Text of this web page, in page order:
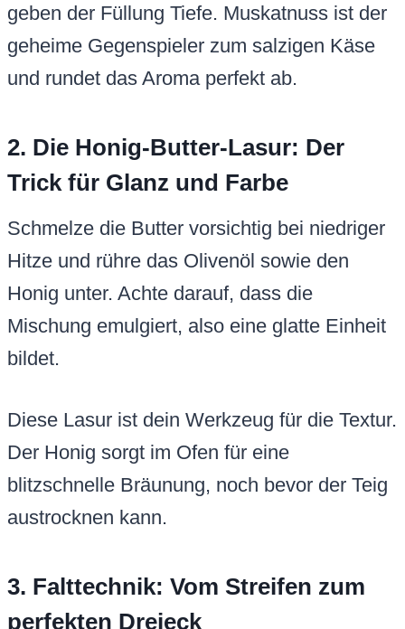
geben der Füllung Tiefe. Muskatnuss ist der
geheime Gegenspieler zum salzigen Käse
und rundet das Aroma perfekt ab.
2. Die Honig-Butter-Lasur: Der
Trick für Glanz und Farbe
Schmelze die Butter vorsichtig bei niedriger
Hitze und rühre das Olivenöl sowie den
Honig unter. Achte darauf, dass die
Mischung emulgiert, also eine glatte Einheit
bildet.
Diese Lasur ist dein Werkzeug für die Textur.
Der Honig sorgt im Ofen für eine
blitzschnelle Bräunung, noch bevor der Teig
austrocknen kann.
3. Falttechnik: Vom Streifen zum
perfekten Dreieck